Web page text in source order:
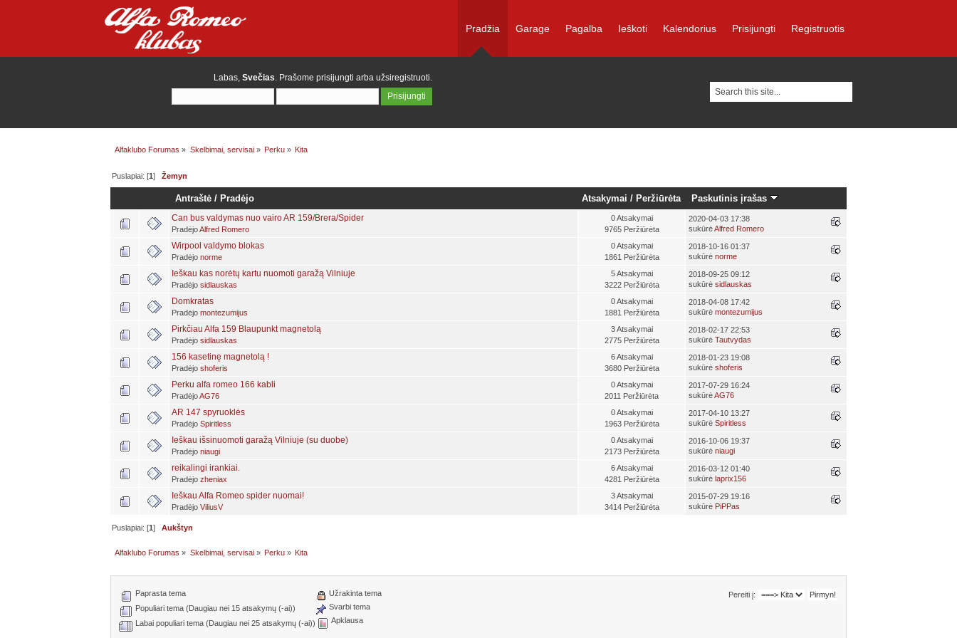
Pradžia Garage Pagalba Ieškoti Kalendorius Prisijungti Registruotis
Labas, Svečias. Prašome prisijungti arba užsiregistruoti.
Alfaklubo Forumas » Skelbimai, servisai» Perku» Kita
Puslapiai: [1]Žemyn
Antraštė /Pradėjo Atsakymai / Peržiūrėta Paskutinis įrašas
Can bus valdymas nuo vairo AR 159/Brera/Spider
PradėjoAlfred Romero
0 Atsakymai
9765 Peržiūrėta
2020-04-03 17:38
sukūrėAlfred Romero
Wirpool valdymo blokas
Pradėjo norme
0 Atsakymai
1861 Peržiūrėta
2018-10-16 01:37
sukūrė norme
Ieškau kas norėtų kartu nuomoti garažą Vilniuje
Pradėjo sidlauskas
5 Atsakymai
3222 Peržiūrėta
2018-09-25 09:12
sukūrė sidlauskas
Domkratas
Pradėjo montezumijus
0 Atsakymai
1881 Peržiūrėta
2018-04-08 17:42
sukūrė montezumijus
Pirkčiau Alfa 159 Blaupunkt magnetolą
Pradėjo sidlauskas
3 Atsakymai
2775 Peržiūrėta
2018-02-17 22:53
sukūrė Tautvydas
156 kasetinę magnetolą !
Pradėjo shoferis
6 Atsakymai
3680 Peržiūrėta
2018-01-23 19:08
sukūrė shoferis
Perku alfa romeo 166 kabli
PradėjoAG76
0 Atsakymai
2011 Peržiūrėta
2017-07-29 16:24
sukūrėAG76
AR 147 spyruoklės
Pradėjo Spiritless
0 Atsakymai
1963 Peržiūrėta
2017-04-10 13:27
sukūrė Spiritless
Ieškau išsinuomoti garažą Vilniuje (su duobe)
Pradėjo niaugi
0 Atsakymai
2173 Peržiūrėta
2016-10-06 19:37
sukūrė niaugi
reikalingi irankiai.
Pradėjo zheniax
6 Atsakymai
4281 Peržiūrėta
2016-03-12 01:40
sukūrė laprix156
Ieškau Alfa Romeo spider nuomai!
Pradėjo ViliusV
3 Atsakymai
3414 Peržiūrėta
2015-07-29 19:16
sukūrė PiPPas
Puslapiai: [1]Aukštyn
Alfaklubo Forumas » Skelbimai, servisai» Perku» Kita
Pereiti į:
Paprasta tema
Populiari tema (Daugiau nei 15 atsakymų (-ai))
Labai populiari tema (Daugiau nei 25 atsakymų (-ai))
Užrakinta tema
Svarbi tema
Apklausa